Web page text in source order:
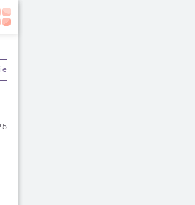
& Keuangan